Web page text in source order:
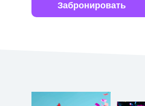
Забронировать